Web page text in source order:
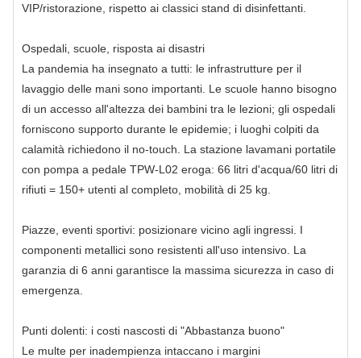
VIP/ristorazione, rispetto ai classici stand di disinfettanti.
Ospedali, scuole, risposta ai disastri
La pandemia ha insegnato a tutti: le infrastrutture per il
lavaggio delle mani sono importanti. Le scuole hanno bisogno
di un accesso all'altezza dei bambini tra le lezioni; gli ospedali
forniscono supporto durante le epidemie; i luoghi colpiti da
calamità richiedono il no-touch. La stazione lavamani portatile
con pompa a pedale TPW-L02 eroga: 66 litri d'acqua/60 litri di
rifiuti = 150+ utenti al completo, mobilità di 25 kg.
Piazze, eventi sportivi: posizionare vicino agli ingressi. I
componenti metallici sono resistenti all'uso intensivo. La
garanzia di 6 anni garantisce la massima sicurezza in caso di
emergenza.
Punti dolenti: i costi nascosti di "Abbastanza buono"
Le multe per inadempienza intaccano i margini